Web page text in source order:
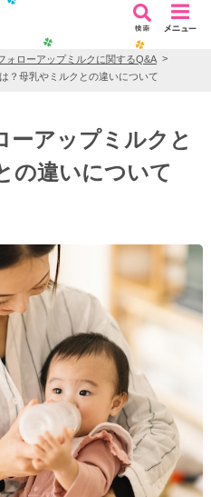
ォローアップミルクに関するQ&A
？母乳やミルクとの違いについて
ーアップミルクと
の違いについて